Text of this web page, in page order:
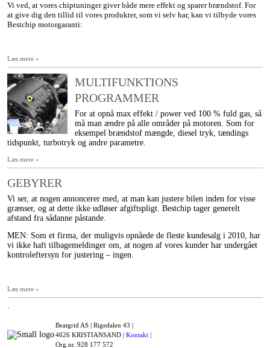
Vi ved, at vores chiptuninger giver både mere effekt og sparer brændstof. For
at give dig den tillid til vores produkter, som vi selv har, kan vi tilbyde vores
Bestchip motorgaranti:
Læs mere »
MULTIFUNKTIONS
PROGRAMMER
For at opnå max effekt / power ved 100 % fuld gas, så
må man ændre på alle områder på motoren. Som for
eksempel brændstof mængde, diesel tryk, tændings
tidspunkt, turbotryk og andre parametre.
Læs mere »
GEBYRER
Vi ser, at nogen annoncerer med, at man kan justere bilen inden for visse
grænser, og at dette ikke udløser afgiftspligt. Bestchip tager generelt
afstand fra sådanne påstande.
MEN: Som et firma, der muligvis opnåede de fleste kundesalg i 2010, har
vi ikke haft tilbagemeldinger om, at nogen af vores kunder har undergået
kontroleftersyn for justering – ingen.
Læs mere »
.
Beatgrid AS | Rigedalen 43 |
4626 KRISTIANSAND | Kontakt |
Org.nr. 928 177 572